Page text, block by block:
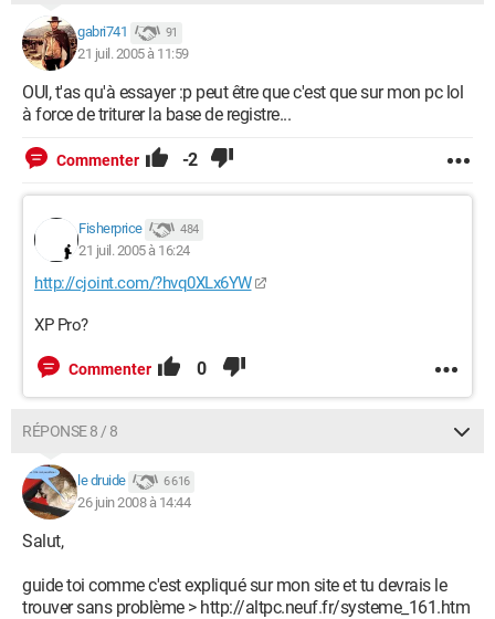
gabri741 91
21 juil. 2005 à 11:59
OUI, t'as qu'à essayer :p peut être que c'est que sur mon pc lol
à force de triturer la base de registre...
Commenter -2
Fisherprice 484
21 juil. 2005 à 16:24
http://cjoint.com/?hvq0XLx6YW
XP Pro?
Commenter 0
RÉPONSE 8 / 8
le druide 6 616
26 juin 2008 à 14:44
Salut,
guide toi comme c'est expliqué sur mon site et tu devrais le
trouver sans problème > http://altpc.neuf.fr/systeme_161.htm